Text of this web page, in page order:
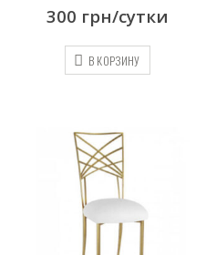
300 грн/сутки
В КОРЗИНУ